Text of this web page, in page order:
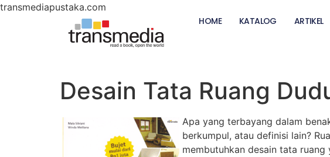
transmediapustaka.com
HOME
KATALOG ARTIKEL
Desain Tata Ruang
Apa yang terbayang dalam
berkumpul, atau definisi lain?
membutuhkan desain tata